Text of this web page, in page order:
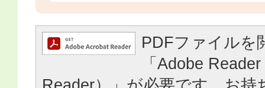
PDFファイルを
「Adobe